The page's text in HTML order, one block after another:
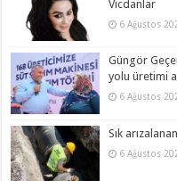
Vicdanlar
6 Ağustos
Güngör
yolu üretimi
6 Ağustos
Sık
6 Ağustos